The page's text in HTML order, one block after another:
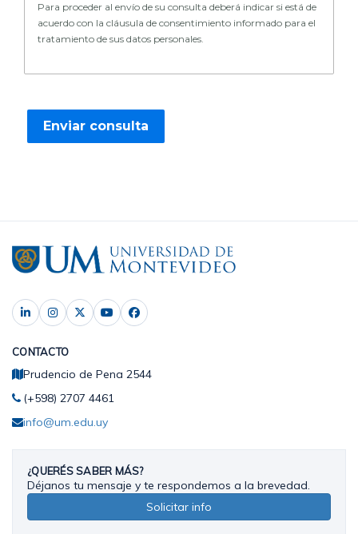
Para proceder al envío de su consulta deberá indicar si está de
acuerdo con la cláusula de consentimiento informado para el
tratamiento de sus datos personales.
CONTACTO
Prudencio de Pena 2544
(+598) 2707 4461
info@um.edu.uy
¿QUERÉS SABER MÁS?
Déjanos tu mensaje y te respondemos a la brevedad.
Solicitar info